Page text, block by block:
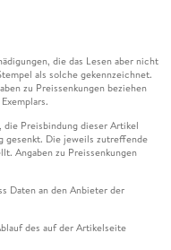
die das Lesen aber nicht
als solche gekennzeichnet.
zu Preissenkungen beziehen
Preisbindung dieser Artikel
gesenkt. Die jeweils zutreffende
Angaben zu Preissenkungen
Daten an den Anbieter der
des auf der Artikelseite